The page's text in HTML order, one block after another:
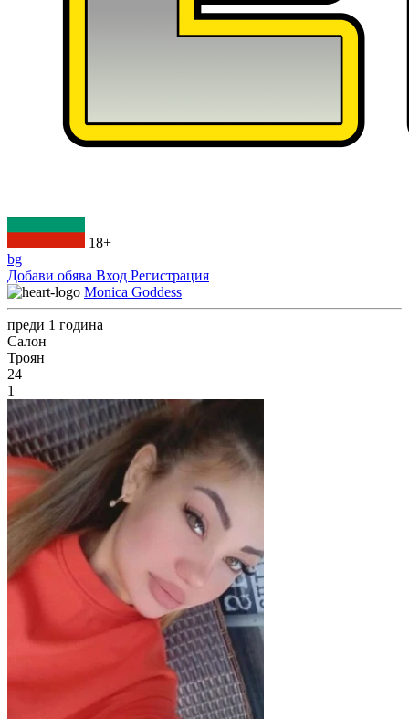
18+
bg
Добави обява Вход Регистрация
Monica Goddess
преди 1 година
Салон
Троян
24
1